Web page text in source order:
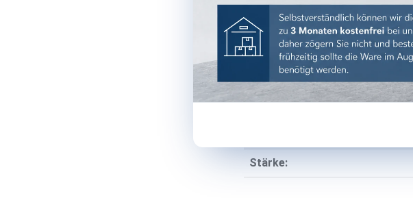
Farbe:
Farbgruppe:
Oberfläche:
Optik:
Stärke: